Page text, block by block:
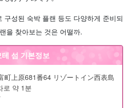
구성된 숙박 플랜 등도 다양하게 준비되
을 찾아보는 것은 어떨까.
섬 기본정보
町上原681番64 リゾートイン西表島
로 약 1분